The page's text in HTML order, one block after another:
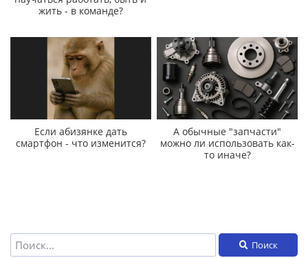
жить - в команде?
Если абизянке дать
смартфон - что изменится?
А обычные "запчасти"
можно ли использовать как-
то иначе?
Поиск